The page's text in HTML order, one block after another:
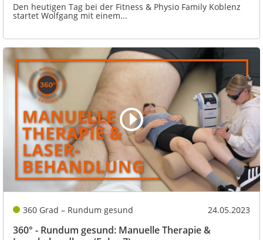
Den heutigen Tag bei der Fitness & Physio Family Koblenz
startet Wolfgang mit einem...
360 Grad – Rundum gesund 24.05.2023
360° - Rundum gesund: Manuelle Therapie &